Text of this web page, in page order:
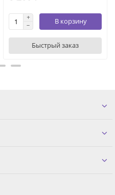
В корзину
Быстрый заказ